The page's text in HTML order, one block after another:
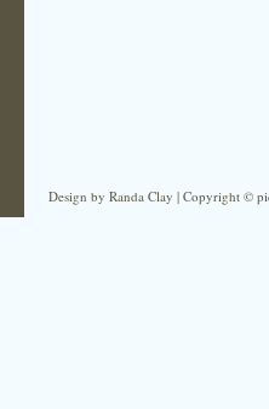
Design by Randa Clay | Copyright ©